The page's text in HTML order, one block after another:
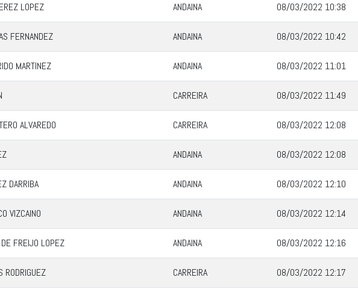
LOPEZ ANDAINA 08/03/2022 10:38
FERNANDEZ ANDAINA 08/03/2022 10:42
MARTINEZ ANDAINA 08/03/2022 11:01
CARREIRA 08/03/2022 11:49
ALVAREDO CARREIRA 08/03/2022 12:08
ANDAINA 08/03/2022 12:08
DARRIBA ANDAINA 08/03/2022 12:10
VIZCAINO ANDAINA 08/03/2022 12:14
FREIJO LOPEZ ANDAINA 08/03/2022 12:16
RODRIGUEZ CARREIRA 08/03/2022 12:17